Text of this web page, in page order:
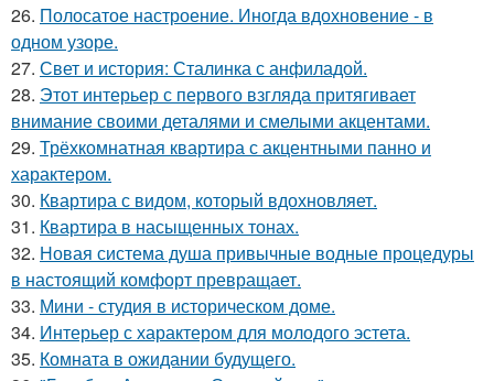
26. Полосатое настроение. Иногда вдохновение - в
одном узоре.
27. Свет и история: Сталинка с анфиладой.
28. Этот интерьер с первого взгляда притягивает
внимание своими деталями и смелыми акцентами.
29. Трёхкомнатная квартира с акцентными панно и
характером.
30. Квартира с видом, который вдохновляет.
31. Квартира в насыщенных тонах.
32. Новая система душа привычные водные процедуры
в настоящий комфорт превращает.
33. Мини - студия в историческом доме.
34. Интерьер с характером для молодого эстета.
35. Комната в ожидании будущего.